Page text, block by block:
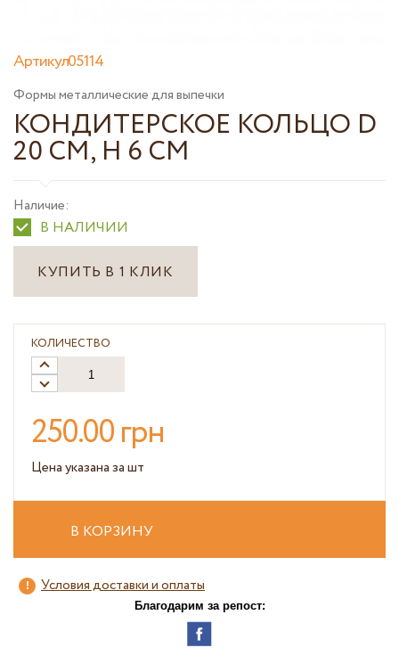
Артикул05114
Формы металлические для выпечки
КОНДИТЕРСКОЕ КОЛЬЦО D
20 СМ, H 6 СМ
Наличие:
В НАЛИЧИИ
КУПИТЬ В 1 КЛИК
КОЛИЧЕСТВО
250.00 грн
Цена указана за шт
В КОРЗИНУ
Условия доставки и оплаты
Благодарим за репост: